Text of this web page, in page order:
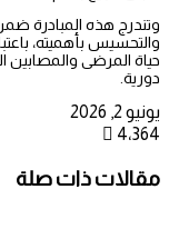
وتندرج هذه المبادرة ضمن
والتحسيس بأهميته،
حياة المرضى والمصابين
دورية.
يونيو 2, 2026
4٬364
مقالات ذات صلة